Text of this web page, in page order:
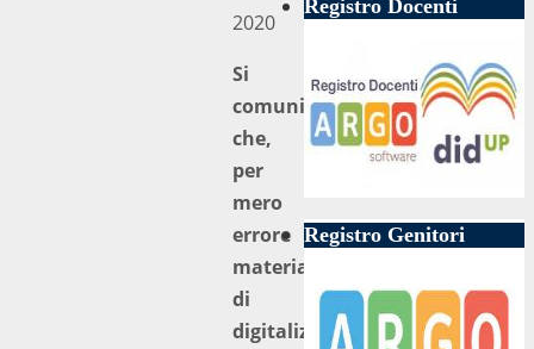
2020
Si
comunica
che,
per
mero
errore
materiale
di
digitalizzazione,
Registro Docenti
Registro Genitori